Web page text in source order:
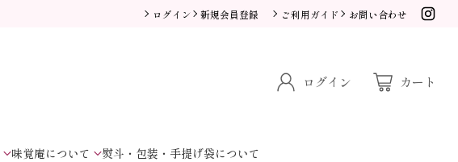
ログイン 新規会員登録 ご利用ガイド お問い合わせ
ログイン カート
味覚庵について 熨斗・包装・手提げ袋について